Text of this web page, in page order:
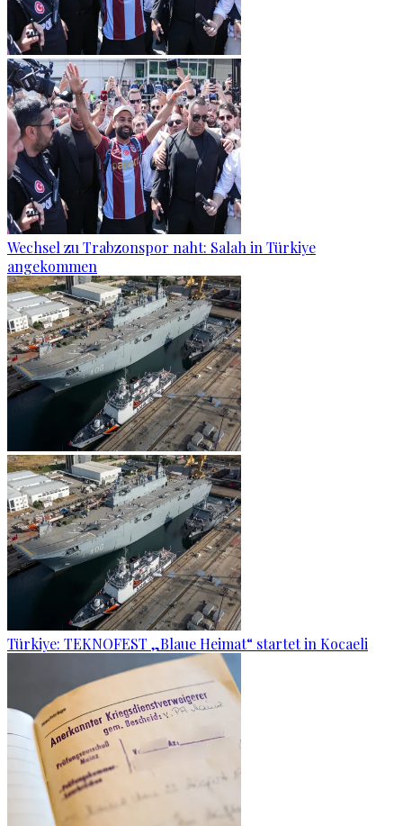
Wechsel zu Trabzonspor naht: Salah in Türkiye
angekommen
Türkiye: TEKNOFEST „Blaue Heimat“ startet in Kocaeli